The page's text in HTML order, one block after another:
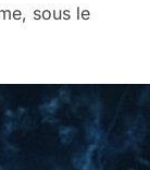
sous le